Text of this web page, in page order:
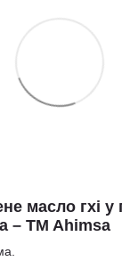
масло гхі у
– TM Ahimsa